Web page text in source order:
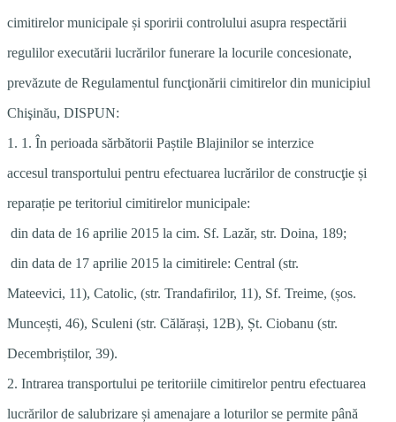
cimitirelor municipale și sporirii controlului asupra respectării
regulilor executării lucrărilor funerare la locurile concesionate,
prevăzute de Regulamentul funcţionării cimitirelor din municipiul
Chişinău, DISPUN:
1. 1. În perioada sărbătorii Paștile Blajinilor se interzice
accesul transportului pentru efectuarea lucrărilor de construcţie și
reparație pe teritoriul cimitirelor municipale:
­ din data de 16 aprilie 2015 la cim. Sf. Lazăr, str. Doina, 189;
­ din data de 17 aprilie 2015 la cimitirele: Central (str.
Mateevici, 11), Catolic, (str. Trandafirilor, 11), Sf. Treime, (șos.
Muncești, 46), Sculeni (str. Călărași, 12B), Șt. Ciobanu (str.
Decembriștilor, 39).
2. Intrarea transportului pe teritoriile cimitirelor pentru efectuarea
lucrărilor de salubrizare și amenajare a loturilor se permite până